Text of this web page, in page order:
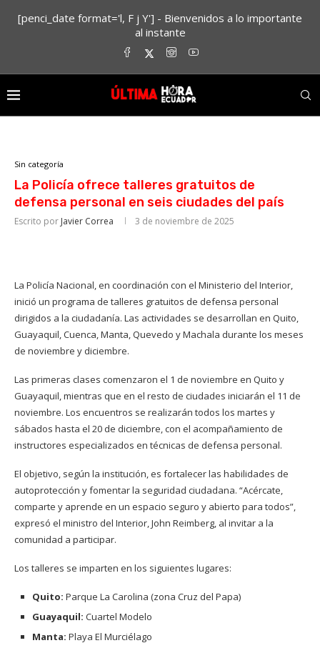
[penci_date format='l, F j Y'] - Bienvenidos a lo importante
al instante
Sin categoría
La Policía ofrece talleres gratuitos de
defensa personal en seis ciudades del país
Escrito por Javier Correa 3 de noviembre de 2025
La Policía Nacional, en coordinación con el Ministerio del Interior,
inició un programa de talleres gratuitos de defensa personal
dirigidos a la ciudadanía. Las actividades se desarrollan en Quito,
Guayaquil, Cuenca, Manta, Quevedo y Machala durante los meses
de noviembre y diciembre.
Las primeras clases comenzaron el 1 de noviembre en Quito y
Guayaquil, mientras que en el resto de ciudades iniciarán el 11 de
noviembre. Los encuentros se realizarán todos los martes y
sábados hasta el 20 de diciembre, con el acompañamiento de
instructores especializados en técnicas de defensa personal.
El objetivo, según la institución, es fortalecer las habilidades de
autoprotección y fomentar la seguridad ciudadana. “Acércate,
comparte y aprende en un espacio seguro y abierto para todos”,
expresó el ministro del Interior, John Reimberg, al invitar a la
comunidad a participar.
Los talleres se imparten en los siguientes lugares:
Quito: Parque La Carolina (zona Cruz del Papa)
Guayaquil: Cuartel Modelo
Manta: Playa El Murciélago